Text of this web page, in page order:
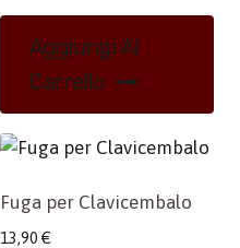
Aggiungi Al
Carrello
Fuga per Clavicembalo
13,90 €